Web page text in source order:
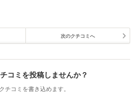
次のクチコミへ
コミを投稿しませんか？
チコミを書き込めます。